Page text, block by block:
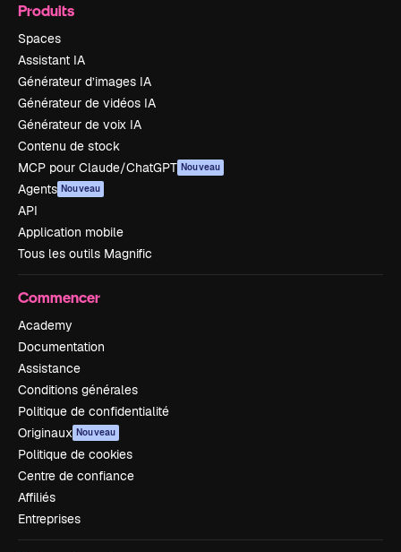
Produits
Spaces
Assistant IA
Générateur d’images IA
Générateur de vidéos IA
Générateur de voix IA
Contenu de stock
MCP pour Claude/ChatGPT Nouveau
Agents Nouveau
API
Application mobile
Tous les outils Magnific
Commencer
Academy
Documentation
Assistance
Conditions générales
Politique de confidentialité
Originaux Nouveau
Politique de cookies
Centre de confiance
Affiliés
Entreprises